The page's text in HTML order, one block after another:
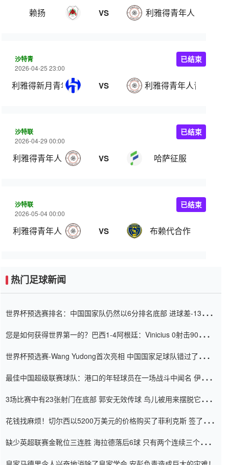
赖扬 VS 利雅得青年人
沙特青
2026-04-25 23:00
利雅得新月青年队 VS 利雅得青年人青年队
已结束
沙特联
2026-04-29 00:00
利雅得青年人 VS 哈萨征服
已结束
沙特联
2026-05-04 00:00
利雅得青年人 VS 布赖代合作
已结束
热门足球新闻
世界杯预选赛排名：中国国家队仍然以6分排名底部 进球差-13令人
您是如何获得世界第一的？巴西1-4阿根廷：Vinicius 0射击90分钟
世界杯预选赛-Wang Yudong首次亮相 中国国家足球队错过了世界
最佳中国超级联赛球队：港口的年轻球员在一场战斗中闻名 伊万放
3场比赛中有23张射门在底部 郭安无效传球 鸟儿被用来摆脱它
花钱找麻烦！切尔西以5200万美元的价格购买了菲利克斯 签了7年
缺少英超联赛金靴位三连胜 海拉德落后6球 只有两个连续三个连续